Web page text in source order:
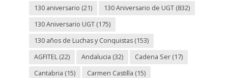
130 aniversario (21) 130 Aniversario de UGT(832)
130 Aniversario UGT(175)
130 años de Luchas y Conquistas(153)
AGFITEL(22) Andalucia (32) Cadena Ser(17)
Cantabria (15) Carmen Castilla (15)